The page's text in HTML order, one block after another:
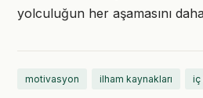
yolculuğun her aşamasını
motivasyon ilham kaynakları iç